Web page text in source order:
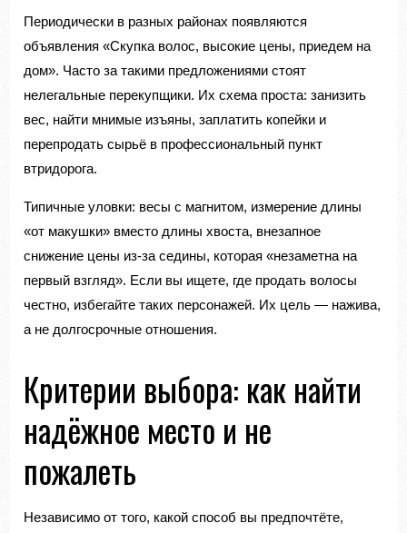
Периодически в разных районах появляются
объявления «Скупка волос, высокие цены, приедем на
дом». Часто за такими предложениями стоят
нелегальные перекупщики. Их схема проста: занизить
вес, найти мнимые изъяны, заплатить копейки и
перепродать сырьё в профессиональный пункт
втридорога.
Типичные уловки: весы с магнитом, измерение длины
«от макушки» вместо длины хвоста, внезапное
снижение цены из-за седины, которая «незаметна на
первый взгляд». Если вы ищете, где продать волосы
честно, избегайте таких персонажей. Их цель — нажива,
а не долгосрочные отношения.
Критерии выбора: как найти
надёжное место и не
пожалеть
Независимо от того, какой способ вы предпочтёте,